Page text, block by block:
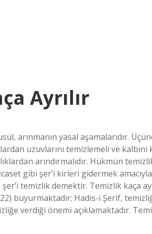
Ayrılır
arınmanın yasal aşamalarıdır.
uzuvlarını temizlemeli ve kalbini
arındırmalıdır. Hükmün
gibi şer’i kirleri gidermek
temizlik demektir. Temizlik kaça
buyurmaktadır; Hadis-i Şerif,
verdiği önemi açıklamaktadır.